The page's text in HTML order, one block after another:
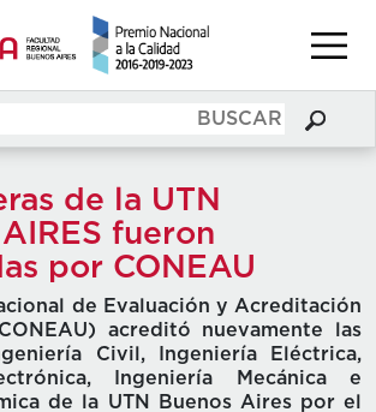
de la UTN
AIRES fueron
por CONEAU
de Evaluación y Acreditación
acreditó nuevamente las
Civil, Ingeniería Eléctrica,
Ingeniería Mecánica e
de la UTN Buenos Aires por el